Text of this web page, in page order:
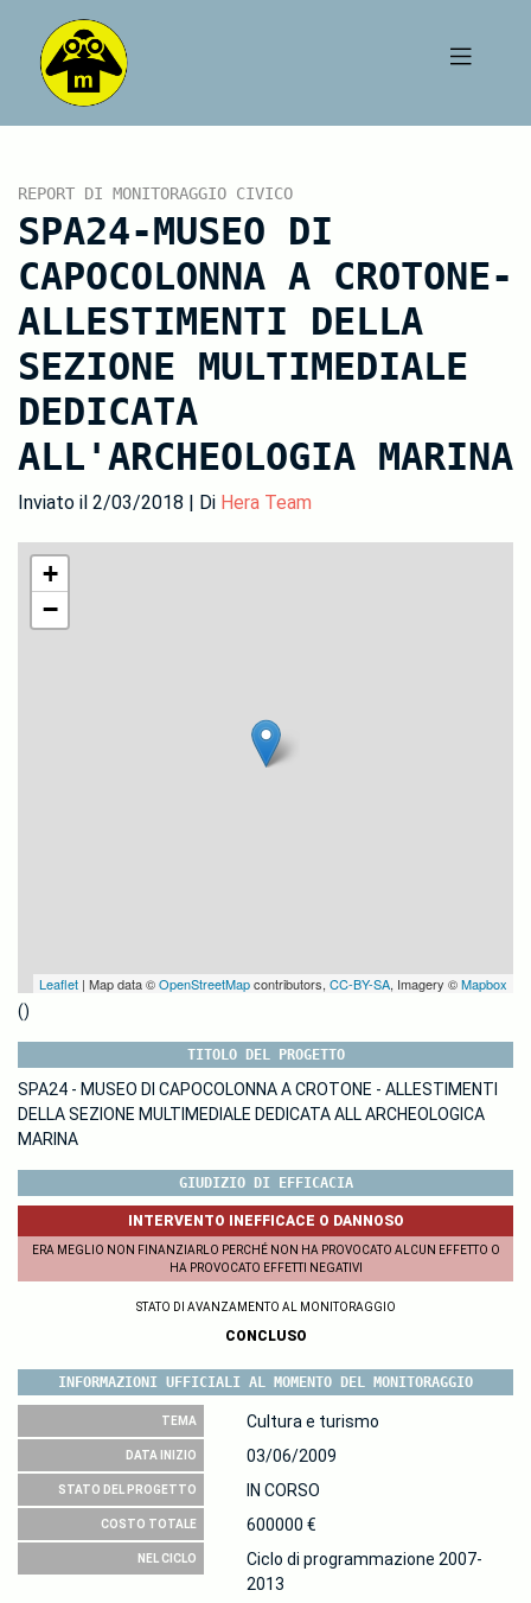
REPORT DI MONITORAGGIO CIVICO
SPA24-MUSEO DI
CAPOCOLONNA A CROTONE-
ALLESTIMENTI DELLA
SEZIONE MULTIMEDIALE
DEDICATA
ALL'ARCHEOLOGIA MARINA
Inviato il 2/03/2018 | Di Hera Team
+
−
Leaflet | Map data ©OpenStreetMapcontributors, CC-BY-SA, Imagery ©Mapbox
()
TITOLO DEL PROGETTO
SPA24 - MUSEO DI CAPOCOLONNA A CROTONE - ALLESTIMENTI
DELLA SEZIONE MULTIMEDIALE DEDICATA ALL ARCHEOLOGICA
MARINA
GIUDIZIO DI EFFICACIA
INTERVENTO INEFFICACE O DANNOSO
ERA MEGLIO NON FINANZIARLO PERCHÉ NON HA PROVOCATO ALCUN EFFETTO O
HA PROVOCATO EFFETTI NEGATIVI
STATO DI AVANZAMENTO AL MONITORAGGIO
CONCLUSO
INFORMAZIONI UFFICIALI AL MOMENTO DEL MONITORAGGIO
TEMA Cultura e turismo
DATA INIZIO 03/06/2009
STATO DEL PROGETTO IN CORSO
COSTO TOTALE 600000 €
NEL CICLO
Ciclo di programmazione 2007-
2013